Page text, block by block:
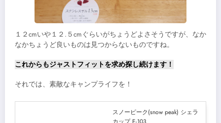
１２cmいや１２.５cmぐらいがちょうどよさそうですが、なか
なかちょうど良いものは見つからないものですね。
これからもジャストフィットを求め探し続けます！
それでは、素敵なキャンプライフを！
スノーピーク(snow peak) シェラ